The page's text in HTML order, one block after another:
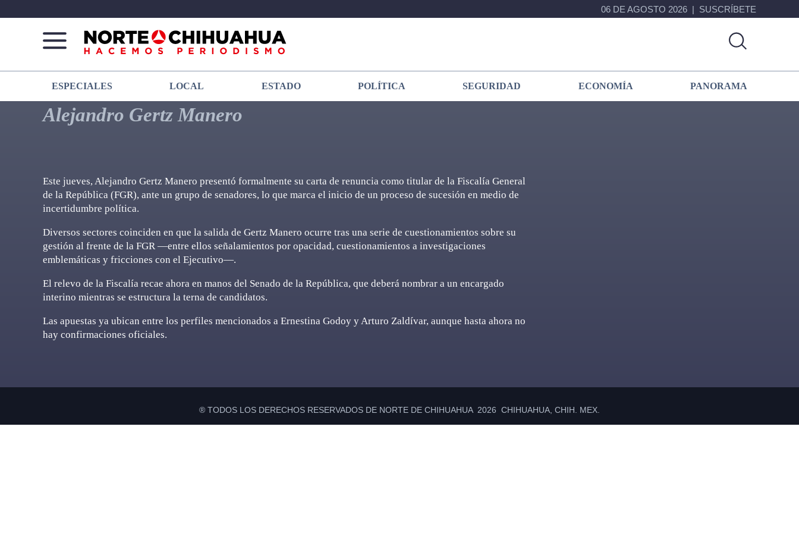
06 DE AGOSTO 2026 SUSCRÍBETE
Norte
De
Chihuahua
Más
que
noticias,
hacemos periodismo
ESPECIALES LOCAL ESTADO POLÍTICA SEGURIDAD ECONOMÍA PANORAMA
Alejandro Gertz Manero
Este jueves, Alejandro Gertz Manero presentó formalmente su carta de renuncia como titular de la Fiscalía General
de la República (FGR), ante un grupo de senadores, lo que marca el inicio de un proceso de sucesión en medio de
incertidumbre política.
Diversos sectores coinciden en que la salida de Gertz Manero ocurre tras una serie de cuestionamientos sobre su
gestión al frente de la FGR —entre ellos señalamientos por opacidad, cuestionamientos a investigaciones
emblemáticas y fricciones con el Ejecutivo—.
El relevo de la Fiscalía recae ahora en manos del Senado de la República, que deberá nombrar a un encargado
interino mientras se estructura la terna de candidatos.
Las apuestas ya ubican entre los perfiles mencionados a Ernestina Godoy y Arturo Zaldívar, aunque hasta ahora no
hay confirmaciones oficiales.
® TODOS LOS DERECHOS RESERVADOS DE NORTE DE CHIHUAHUA 2026 CHIHUAHUA, CHIH. MEX.